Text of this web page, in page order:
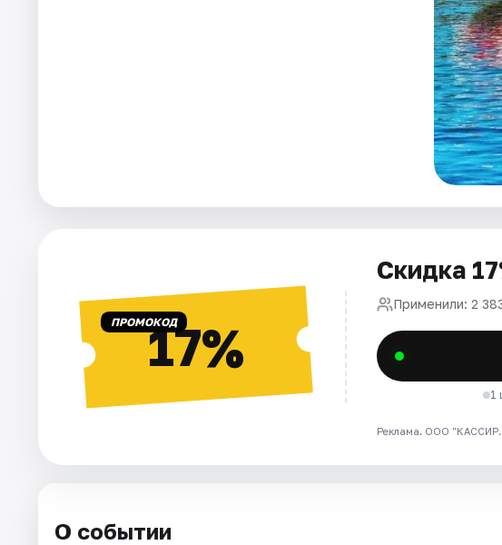
ПРОМОКОД17%
Скидка
Применили: 2
1
Реклама. ООО
О событии